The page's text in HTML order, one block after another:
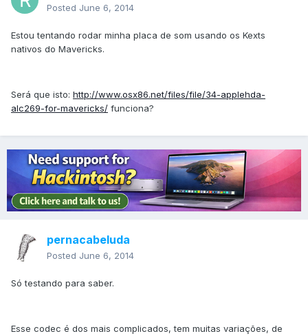
Posted June 6, 2014
Estou tentando rodar minha placa de som usando os Kexts
nativos do Mavericks.
Será que isto: http://www.osx86.net/files/file/34-applehda-
alc269-for-mavericks/ funciona?
pernacabeluda
Posted June 6, 2014
Só testando para saber.
Esse codec é dos mais complicados, tem muitas variações, de